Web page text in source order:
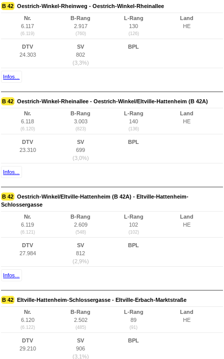
B 42 Oestrich-Winkel-Rheinweg - Oestrich-Winkel-Rheinallee
Nr.
6.117
(6.119)
B-Rang
2.917
(760)
L-Rang
130
(126)
Land
HE
DTV
24.303
SV
802
(3,3%)
BPL
Infos...
B 42 Oestrich-Winkel-Rheinallee - Oestrich-Winkel/Eltville-Hattenheim (B 42A)
Nr.
6.118
(6.120)
B-Rang
3.003
(823)
L-Rang
140
(136)
Land
HE
DTV
23.310
SV
699
(3,0%)
BPL
Infos...
B 42 Oestrich-Winkel/Eltville-Hattenheim (B 42A) - Eltville-Hattenheim-
Schlossergasse
Nr.
6.119
(6.121)
B-Rang
2.609
(548)
L-Rang
102
(102)
Land
HE
DTV
27.984
SV
812
(2,9%)
BPL
Infos...
B 42 Eltville-Hattenheim-Schlossergasse - Eltville-Erbach-Marktstraße
Nr.
6.120
(6.122)
B-Rang
2.502
(485)
L-Rang
89
(91)
Land
HE
DTV
29.210
SV
906
(3,1%)
BPL